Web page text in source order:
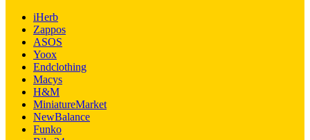
iHerb
Zappos
ASOS
Yoox
Endclothing
Macys
H&M
MiniatureMarket
NewBalance
Funko